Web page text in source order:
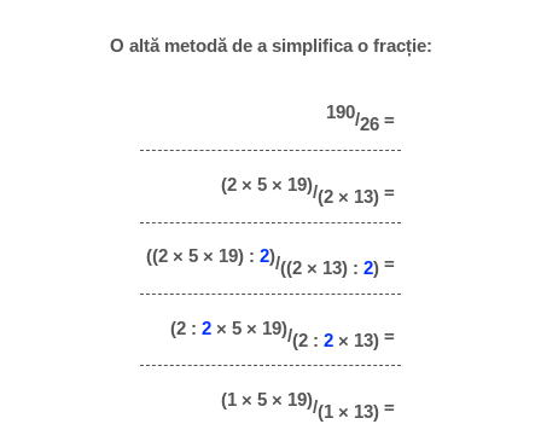
O altă metodă de a simplifica o fracție:
190/26 =
(2 × 5 × 19)/(2 × 13) =
((2 × 5 × 19) : 2)/((2 × 13) : 2) =
(2 : 2 × 5 × 19)/(2 : 2 × 13) =
(1 × 5 × 19)/(1 × 13) =